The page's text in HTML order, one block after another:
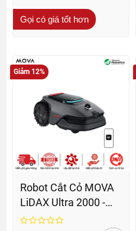
Gọi có giá tốt hơn
Giảm 12%
Robot Cắt Cỏ MOVA
LiDAX Ultra 2000 -
BH 36 Tháng